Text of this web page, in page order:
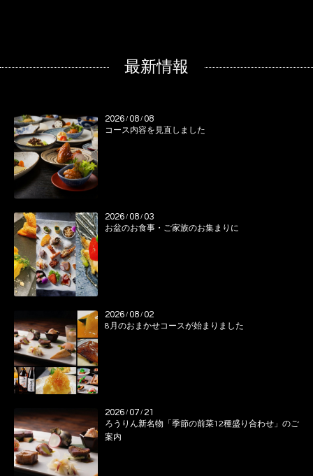
最新情報
2026 / 08 / 08
コース内容を見直しました
2026 / 08 / 03
お盆のお食事・ご家族のお集まりに
2026 / 08 / 02
8月のおまかせコースが始まりました
2026 / 07 / 21
ろうりん新名物「季節の前菜12種盛り合わせ」のご
案内